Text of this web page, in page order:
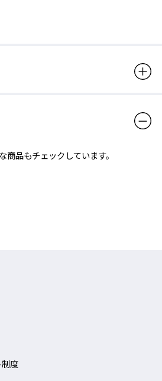
商品もチェックしています。
度